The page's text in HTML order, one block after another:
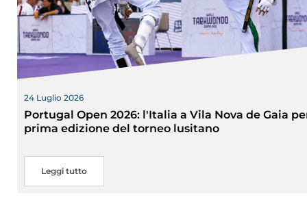
24 Luglio 2026
Portugal Open 2026: l'Italia a Vila Nova de Gaia
prima edizione del torneo lusitano
Leggi tutto